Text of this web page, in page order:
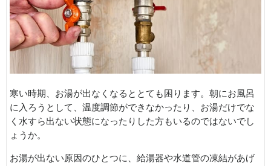
寒い時期、お湯が出なくなるととても困ります。朝にお風呂
に入ろうとして、温度調節ができなかったり、お湯だけでな
く水すら出ない状態になったりした方もいるのではないでし
ょうか。
お湯が出ない原因のひとつに、給湯器や水道管の凍結があげ